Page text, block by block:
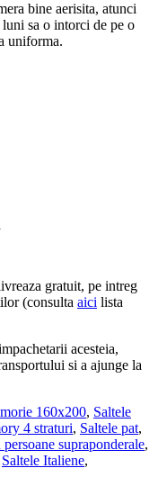
bine aerisita, atunci
sa o intorci de pe o
uniforma.
gratuit, pe intreg
(consulta aici lista
acesteia,
si a ajunge la
160x200, Saltele
4 straturi, Saltele pat,
supraponderale,
Saltele Italiene,